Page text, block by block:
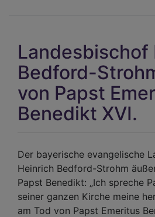
Landesbischof
Bedford-
von Papst
Benedikt XVI.
Der bayerische evangelische
Heinrich Bedford-Strohm
Papst Benedikt: „Ich spreche
seiner ganzen Kirche meine
am Tod von Papst Emeritus